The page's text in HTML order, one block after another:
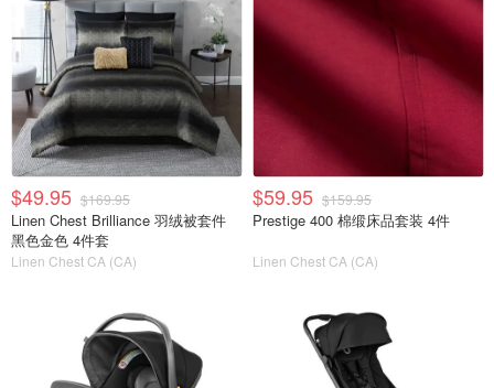
$49.95 $169.95
Linen Chest Brilliance 羽绒被套件
黑色金色 4件套
Linen Chest CA (CA)
$59.95 $159.95
Prestige 400 棉缎床品套装 4件
Linen Chest CA (CA)